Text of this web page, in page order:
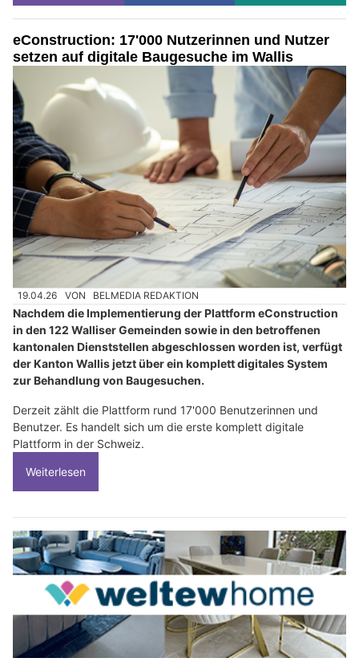
eConstruction: 17'000 Nutzerinnen und Nutzer
setzen auf digitale Baugesuche im Wallis
19.04.26 VON BELMEDIA REDAKTION
Nachdem die Implementierung der Plattform eConstruction
in den 122 Walliser Gemeinden sowie in den betroffenen
kantonalen Dienststellen abgeschlossen worden ist, verfügt
der Kanton Wallis jetzt über ein komplett digitales System
zur Behandlung von Baugesuchen.
Derzeit zählt die Plattform rund 17'000 Benutzerinnen und
Benutzer. Es handelt sich um die erste komplett digitale
Plattform in der Schweiz.
Weiterlesen